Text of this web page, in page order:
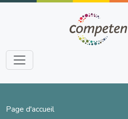
Aller au contenu principal
Fil d'Ariane
Page d'accueil